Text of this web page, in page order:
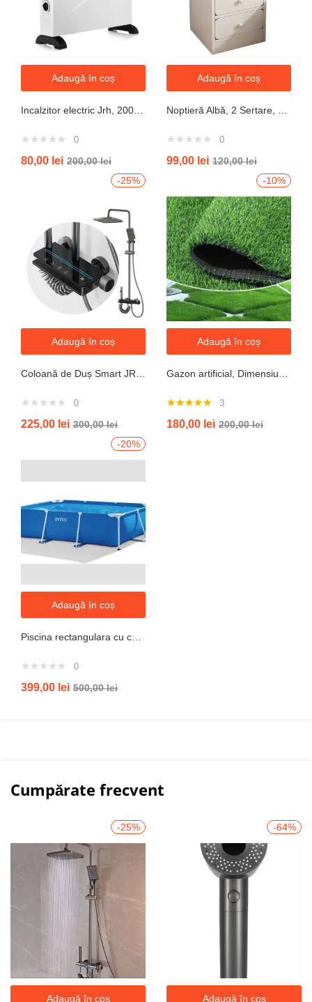
Adaugă în coș
0
80,00 lei 200,00lei
Adaugă în coș
0
99,00 lei 120,00lei
-25%
Adaugă în coș
0
225,00 lei 300,00lei
-10%
Adaugă în coș
5.00din 5
3
180,00 lei 200,00lei
-20%
Adaugă în coș
0
399,00 lei 500,00lei
Cumpărate frecvent
-25%
Adaugă în coș
-64%
Adaugă în coș